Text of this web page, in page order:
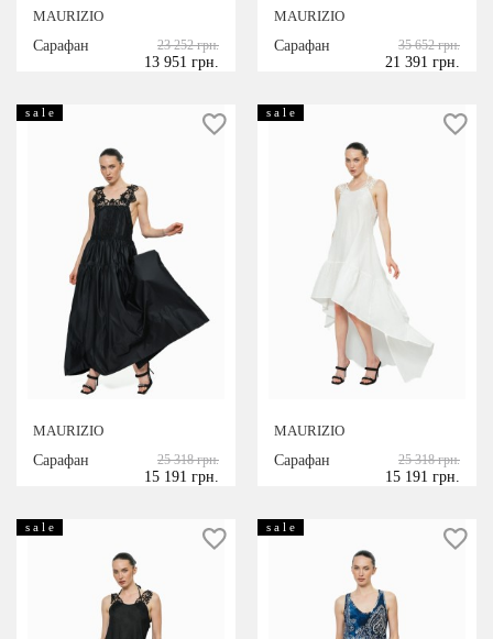
MAURIZIO
Сарафан
23 252 грн.
13 951 грн.
MAURIZIO
Сарафан
35 652 грн.
21 391 грн.
s a l e
MAURIZIO
Сарафан
25 318 грн.
15 191 грн.
s a l e
MAURIZIO
Сарафан
25 318 грн.
15 191 грн.
s a l e s a l e